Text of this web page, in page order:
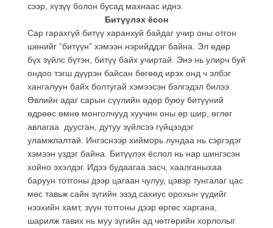
сээр, хүзүү болон бусад махнаас иднэ.
Битүүлэх ёсон
Сар гарахгүй битүү харанхуй байдаг учир оны отгон
шөнийг “битүүн” хэмээн нэрийддэг байна. Эл өдөр
бүх зүйлс бүтэн, битүү байх учиртай. Энэ нь улирч буй
ондоо тэгш дүүрэн байсан бөгөөд ирэх онд ч элбэг
хангалуун байх болтугай хэмээсэн бэлгэдэл билээ.
Өвлийн адаг сарын сүүлийн өдөр буюу битүүний
өдрөөс өмнө монголчууд хуучин оны өр шир, өглөг
авлагаа дуусган, дутуу зүйлсээ гүйцээдэг
уламжлалтай. Ингэснээр хийморь лундаа нь сэргэдэг
хэмээн үздэг байна. Битүүлэх ёслол нь нар шингэсэн
хойно эхэлдэг. Идээ будаагаа засч, хаалганыхаа
баруун тотгоны дээр цагаан чулуу, цэвэр тунгалаг цас
мөс тавьж сайн зүгийн эзэд сахиус орохын үүдийг
нээхийн хамт, зүүн тотгоны дээр өргөс харгана,
шарилж тавих нь муу зүгийн ад чөтгөрийн хорлолыг